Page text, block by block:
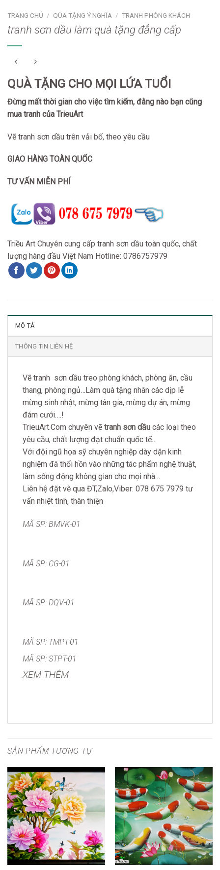
TRANG CHỦ / QÙA TẶNG Ý NGHĨA / TRANH PHÒNG KHÁCH
tranh sơn dầu làm quà tặng đẳng cấp
QUÀ TẶNG CHO MỌI LỨA TUỔI
Đừng mất thời gian cho việc tìm kiếm, đằng nào bạn cũng
mua tranh của TrieuArt
Vẽ tranh sơn dầu trên vải bố, theo yêu cầu
GIAO HÀNG TOÀN QUỐC
TƯ VẤN MIỄN PHÍ
Triều Art Chuyên cung cấp tranh sơn dầu toàn quốc, chất
lượng hàng đầu Việt Nam Hotline: 0786757979
MÔ TẢ
THÔNG TIN LIÊN HỆ
Vẽ tranh sơn dầu treo phòng khách, phòng ăn, cầu
thang, phòng ngủ…Làm quà tặng nhân các dịp lễ
mừng sinh nhật, mừng tân gia, mừng dự án, mừng
đám cưới….!
TrieuArt.Com chuyên vẽ tranh sơn dầu các loại theo
yêu cầu, chất lượng đạt chuẩn quốc tế…
Với đội ngũ họa sỹ chuyên nghiệp dày dặn kinh
nghiệm đã thổi hồn vào những tác phẩm nghệ thuật,
làm sống động không gian cho mọi nhà…
Liên hệ đặt vẽ qua ĐT,Zalo,Viber: 078 675 7979 tư
vấn nhiệt tình, thân thiện
MÃ SP: BMVK-01
MÃ SP: CG-01
MÃ SP: DQV-01
MÃ SP: TMPT-01
MÃ SP: STPT-01
XEM THÊM
SẢN PHẨM TƯƠNG TỰ